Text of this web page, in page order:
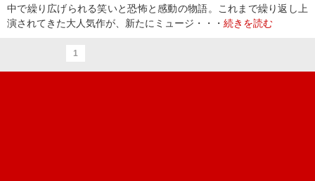
中で繰り広げられる笑いと恐怖と感動の物語。これまで繰り返し上
演されてきた大人気作が、新たにミュージ・・・ 続きを読む
1